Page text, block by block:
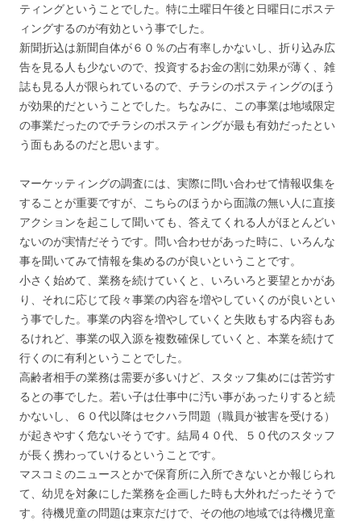
ティングということでした。特に土曜日午後と日曜日にポステ
ィングするのが有効という事でした。
新聞折込は新聞自体が６０％の占有率しかないし、折り込み広
告を見る人も少ないので、投資するお金の割に効果が薄く、雑
誌も見る人が限られているので、チラシのポスティングのほう
が効果的だということでした。ちなみに、この事業は地域限定
の事業だったのでチラシのポスティングが最も有効だったとい
う面もあるのだと思います。
マーケッティングの調査には、実際に問い合わせて情報収集を
することが重要ですが、こちらのほうから面識の無い人に直接
アクションを起こして聞いても、答えてくれる人がほとんどい
ないのが実情だそうです。問い合わせがあった時に、いろんな
事を聞いてみて情報を集めるのが良いということです。
小さく始めて、業務を続けていくと、いろいろと要望とかがあ
り、それに応じて段々事業の内容を増やしていくのが良いとい
う事でした。事業の内容を増やしていくと失敗もする内容もあ
るけれど、事業の収入源を複数確保していくと、本業を続けて
行くのに有利ということでした。
高齢者相手の業務は需要が多いけど、スタッフ集めには苦労す
るとの事でした。若い子は仕事中に汚い事があったりすると続
かないし、６０代以降はセクハラ問題（職員が被害を受ける）
が起きやすく危ないそうです。結局４０代、５０代のスタッフ
が長く携わっていけるということです。
マスコミのニュースとかで保育所に入所できないとか報じられ
て、幼児を対象にした業務を企画した時も大外れだったそうで
す。待機児童の問題は東京だけで、その他の地域では待機児童